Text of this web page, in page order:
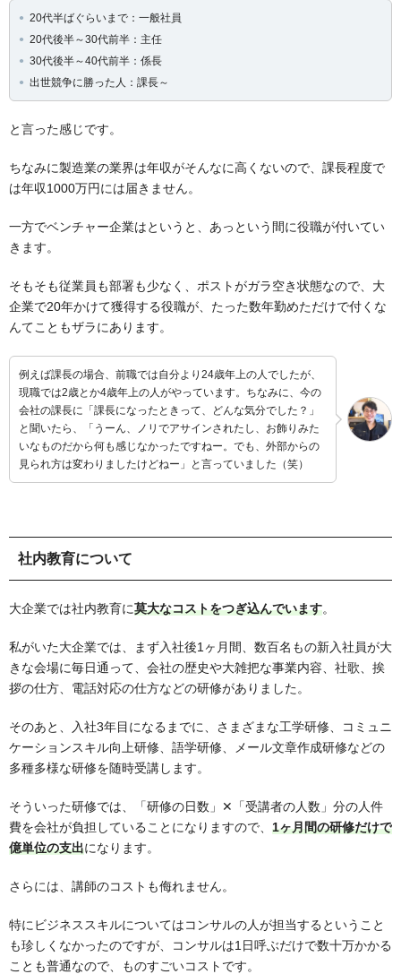
20代半ばぐらいまで：一般社員
20代後半～30代前半：主任
30代後半～40代前半：係長
出世競争に勝った人：課長～
と言った感じです。
ちなみに製造業の業界は年収がそんなに高くないので、課長程度で
は年収1000万円には届きません。
一方でベンチャー企業はというと、あっという間に役職が付いてい
きます。
そもそも従業員も部署も少なく、ポストがガラ空き状態なので、大
企業で20年かけて獲得する役職が、たった数年勤めただけで付くな
んてこともザラにあります。
例えば課長の場合、前職では自分より24歳年上の人でしたが、
現職では2歳とか4歳年上の人がやっています。ちなみに、今の
会社の課長に「課長になったときって、どんな気分でした？」
と聞いたら、「うーん、ノリでアサインされたし、お飾りみた
いなものだから何も感じなかったですねー。でも、外部からの
見られ方は変わりましたけどねー」と言っていました（笑）
社内教育について
大企業では社内教育に莫大なコストをつぎ込んでいます。
私がいた大企業では、まず入社後1ヶ月間、数百名もの新入社員が大
きな会場に毎日通って、会社の歴史や大雑把な事業内容、社歌、挨
拶の仕方、電話対応の仕方などの研修がありました。
そのあと、入社3年目になるまでに、さまざまな工学研修、コミュニ
ケーションスキル向上研修、語学研修、メール文章作成研修などの
多種多様な研修を随時受講します。
そういった研修では、「研修の日数」✕「受講者の人数」分の人件
費を会社が負担していることになりますので、 1ヶ月間の研修だけで
億単位の支出になります。
さらには、講師のコストも侮れません。
特にビジネススキルについてはコンサルの人が担当するということ
も珍しくなかったのですが、コンサルは1日呼ぶだけで数十万かかる
ことも普通なので、ものすごいコストです。